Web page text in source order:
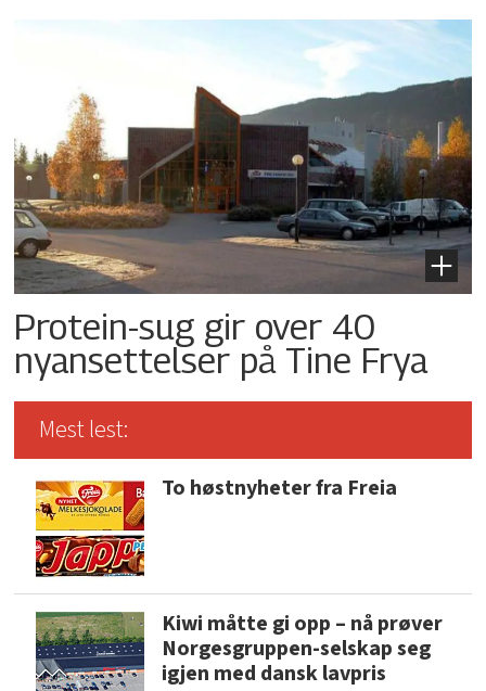
Protein-sug gir over 40
nyansettelser på Tine Frya
Mest lest:
To høstnyheter fra Freia
Kiwi måtte gi opp – nå prøver
Norgesgruppen-selskap seg
igjen med dansk lavpris